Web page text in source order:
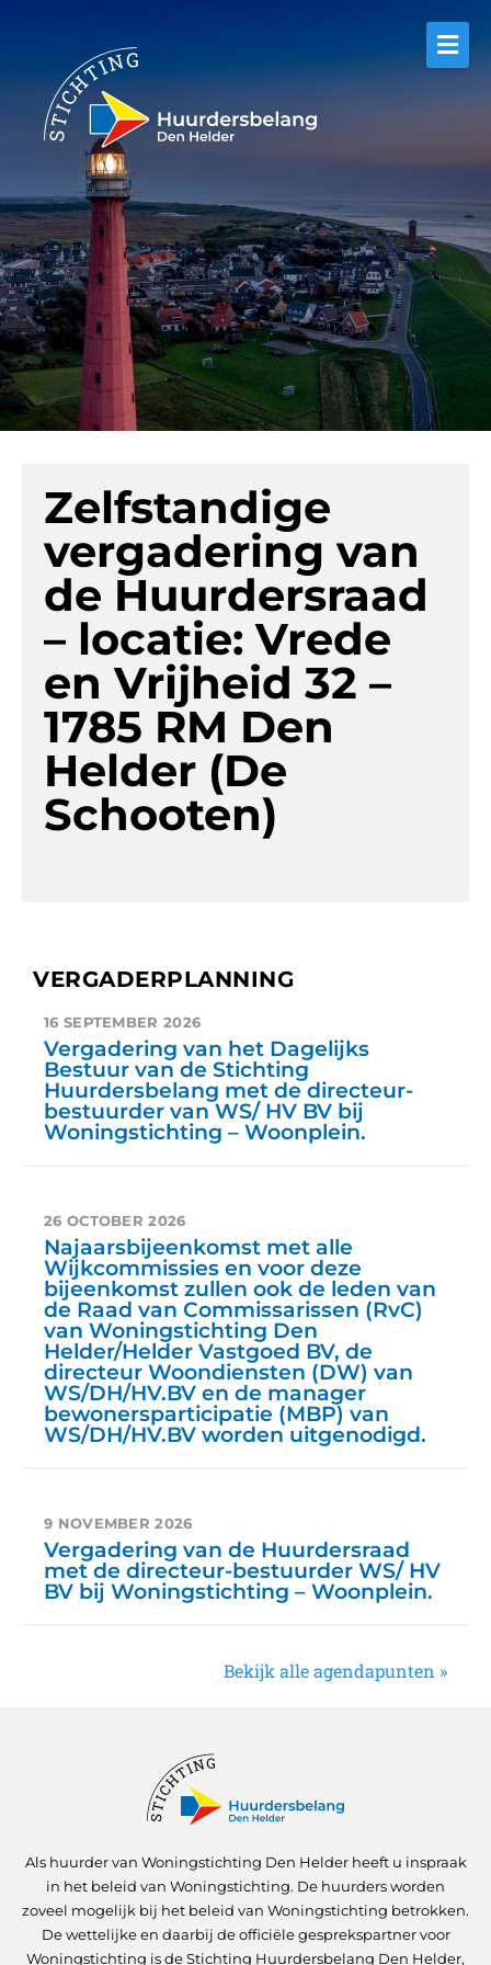
Zelfstandige
vergadering van
de Huurdersraad
– locatie: Vrede
en Vrijheid 32 –
1785 RM Den
Helder (De
Schooten)
VERGADERPLANNING
16 SEPTEMBER 2026
Vergadering van het Dagelijks
Bestuur van de Stichting
Huurdersbelang met de directeur-
bestuurder van WS/ HV BV bij
Woningstichting – Woonplein.
26 OCTOBER 2026
Najaarsbijeenkomst met alle
Wijkcommissies en voor deze
bijeenkomst zullen ook de leden van
de Raad van Commissarissen (RvC)
van Woningstichting Den
Helder/Helder Vastgoed BV, de
directeur Woondiensten (DW) van
WS/DH/HV.BV en de manager
bewonersparticipatie (MBP) van
WS/DH/HV.BV worden uitgenodigd.
9 NOVEMBER 2026
Vergadering van de Huurdersraad
met de directeur-bestuurder WS/ HV
BV bij Woningstichting – Woonplein.
Bekijk alle agendapunten »
Als huurder van Woningstichting Den Helder heeft u inspraak
in het beleid van Woningstichting. De huurders worden
zoveel mogelijk bij het beleid van Woningstichting betrokken.
De wettelijke en daarbij de officiële gesprekspartner voor
Woningstichting is de Stichting Huurdersbelang Den Helder,